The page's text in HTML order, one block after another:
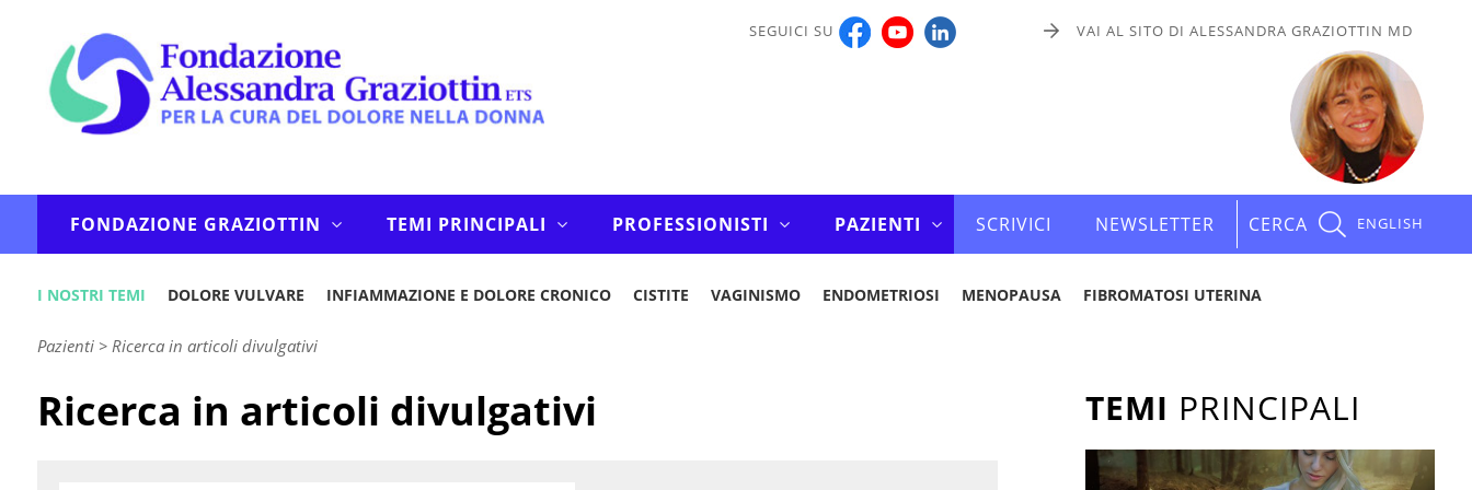
SEGUICI SU VAI AL SITO DI ALESSANDRA GRAZIOTTIN MD
FONDAZIONE GRAZIOTTIN TEMI PRINCIPALI PROFESSIONISTI PAZIENTI SCRIVICI NEWSLETTER CERCA ENGLISH
I NOSTRI TEMI DOLORE VULVARE INFIAMMAZIONE E DOLORE CRONICO CISTITE VAGINISMO ENDOMETRIOSI MENOPAUSA FIBROMATOSI UTERINA
Pazienti> Ricerca in articoli divulgativi
Ricerca in articoli divulgativi TEMI PRINCIPALI